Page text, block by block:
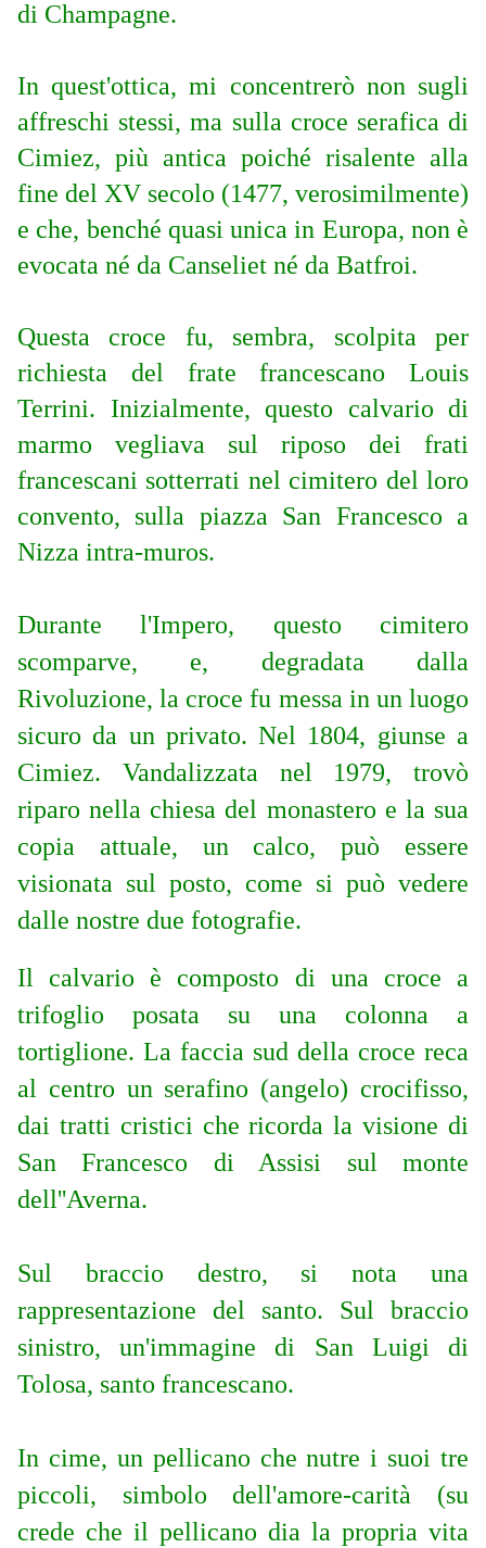
di Champagne.
In quest'ottica, mi concentrerò non sugli
affreschi stessi, ma sulla croce serafica di
Cimiez, più antica poiché risalente alla
fine del XV secolo (1477, verosimilmente)
e che, benché quasi unica in Europa, non è
evocata né da Canseliet né da Batfroi.
Questa croce fu, sembra, scolpita per
richiesta del frate francescano Louis
Terrini. Inizialmente, questo calvario di
marmo vegliava sul riposo dei frati
francescani sotterrati nel cimitero del loro
convento, sulla piazza San Francesco a
Nizza intra-muros.
Durante l'Impero, questo cimitero
scomparve, e, degradata dalla
Rivoluzione, la croce fu messa in un luogo
sicuro da un privato. Nel 1804, giunse a
Cimiez. Vandalizzata nel 1979, trovò
riparo nella chiesa del monastero e la sua
copia attuale, un calco, può essere
visionata sul posto, come si può vedere
dalle nostre due fotografie.
Il calvario è composto di una croce a
trifoglio posata su una colonna a
tortiglione. La faccia sud della croce reca
al centro un serafino (angelo) crocifisso,
dai tratti cristici che ricorda la visione di
San Francesco di Assisi sul monte
dell''Averna.
Sul braccio destro, si nota una
rappresentazione del santo. Sul braccio
sinistro, un'immagine di San Luigi di
Tolosa, santo francescano.
In cime, un pellicano che nutre i suoi tre
piccoli, simbolo dell'amore-carità (su
crede che il pellicano dia la propria vita